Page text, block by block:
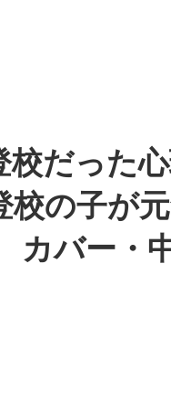
校だった
の子が
カバー・